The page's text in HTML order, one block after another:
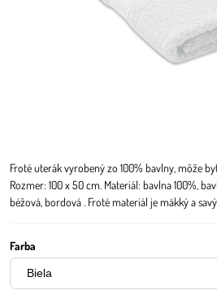
Froté uterák vyrobený zo 100% bavlny, môže
Rozmer: 100 x 50 cm. Materiál: bavlna 100%,
béžová, bordová . Froté materiál je mäkký a savý.
Farba